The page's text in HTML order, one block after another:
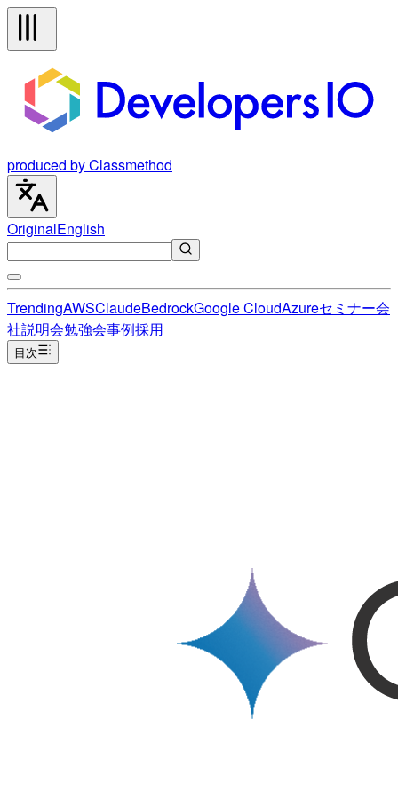
produced by Classmethod
OriginalEnglish
TrendingAWSClaudeBedrockGoogle CloudAzureセミナー会
社説明会勉強会事例採用
目次